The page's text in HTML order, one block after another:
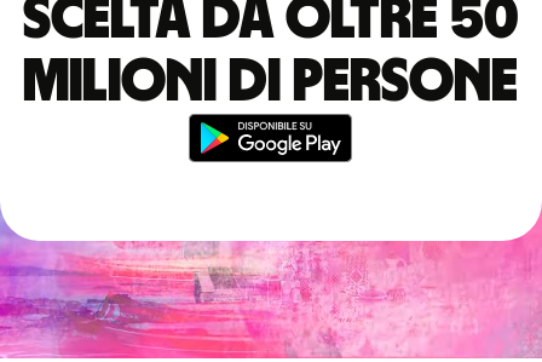
scelta da oltre 50
milioni di persone